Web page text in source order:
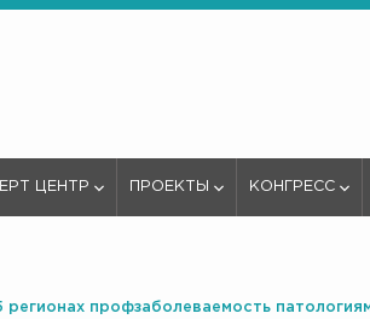
ЦЕНТР ПРОЕКТЫ КОНГРЕСС
регионах профзаболеваемость